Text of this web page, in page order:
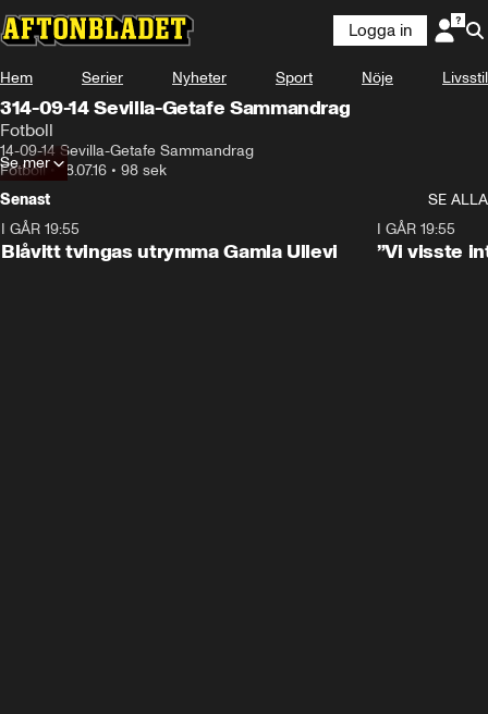
Logga in
Hem Serier Nyheter Sport Nöje Livsstil
314-09-14 Sevilla-Getafe Sammandrag
Fotboll
14-09-14 Sevilla-Getafe Sammandrag
Fotboll•18.07.16 • 98 sek
Se mer
Senast
SE ALLA
I GÅR 19:55
Blåvitt tvingas utrymma Gamla Ullevi
I GÅR 19:55
”Vi visste